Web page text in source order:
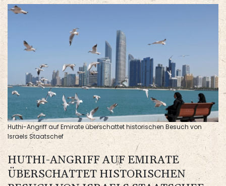
Huthi-Angriff auf Emirate überschattet historischen Besuch von
Israels Staatschef
HUTHI-ANGRIFF AUF EMIRATE
ÜBERSCHATTET HISTORISCHEN